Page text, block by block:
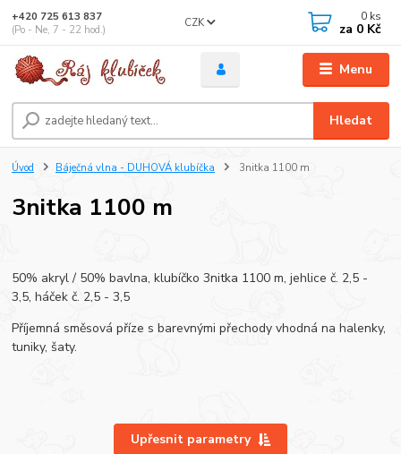
Menu
CZK
Hledat
+420 725 613 837
(Po - Ne, 7 - 22 hod.)
0 ks
za 0 Kč
Úvod Báječná vlna - DUHOVÁ klubíčka 3nitka 1100 m
3nitka 1100 m
50% akryl / 50% bavlna, klubíčko 3nitka 1100 m, jehlice č. 2,5 -
3,5, háček č. 2,5 - 3,5
Příjemná směsová příze s barevnými přechody vhodná na halenky,
tuniky, šaty.
Upřesnit parametry